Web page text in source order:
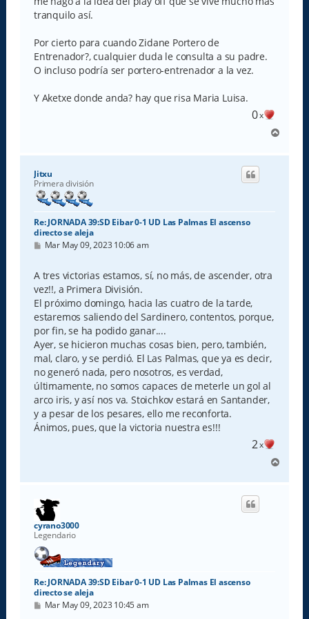
tranquilo así.
Por cierto para cuando Zidane Portero de
Entrenador?, cualquier duda le consulta a su padre.
O incluso podría ser portero-entrenador a la vez.
Y Aketxe donde anda? hay que risa Maria Luisa.
0x
r
Jitxu
Primera división
Re: JORNADA 39:SD Eibar 0-1 UD Las Palmas El ascenso
directo se aleja
M
s
a
j
e
Mar May 09, 2023 10:06 am
A tres victorias estamos, sí, no más, de ascender, otra
vez!!, a Primera División.
El próximo domingo, hacia las cuatro de la tarde,
estaremos saliendo del Sardinero, contentos, porque,
por fin, se ha podido ganar....
Ayer, se hicieron muchas cosas bien, pero, también,
mal, claro, y se perdió. El Las Palmas, que ya es decir,
no generó nada, pero nosotros, es verdad,
últimamente, no somos capaces de meterle un gol al
arco iris, y así nos va. Stoichkov estará en Santander,
y a pesar de los pesares, ello me reconforta.
Ánimos, pues, que la victoria nuestra es!!!
2x
r
cyrano3000
Legendario
Re: JORNADA 39:SD Eibar 0-1 UD Las Palmas El ascenso
directo se aleja
M
Mar May 09, 2023 10:45 am